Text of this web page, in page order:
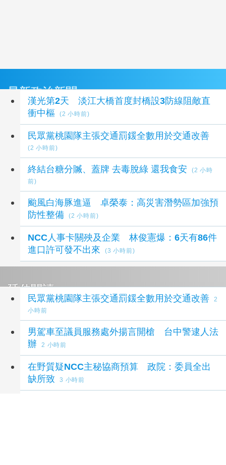
最新政治新聞
漢光第2天 淡江大橋首度封橋設3防線阻敵直
衝中樞
(2 小時前)
民眾黨桃園隊主張交通罰鍰全數用於交通改善
(2 小時前)
終結台糖分贓、蓋牌 去毒脫綠 還我食安
(2 小時
前)
颱風白海豚進逼 卓榮泰：高災害潛勢區加強預
防性整備
(2 小時前)
NCC人事卡關殃及企業 林俊憲爆：6天有86件
進口許可發不出來
(3 小時前)
延伸閱讀
民眾黨桃園隊主張交通罰鍰全數用於交通改善
2
小時前
男駕車至議員服務處外揚言開槍 台中警逮人法
辦
2 小時前
在野質疑NCC主秘協商預算 政院：委員全出
缺所致
3 小時前